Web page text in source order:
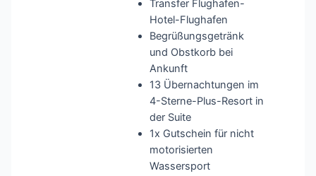
Transfer Flughafen-
Hotel-Flughafen
Begrüßungsgetränk
und Obstkorb bei
Ankunft
13 Übernachtungen im
4-Sterne-Plus-Resort in
der Suite
1x Gutschein für nicht
motorisierten
Wassersport